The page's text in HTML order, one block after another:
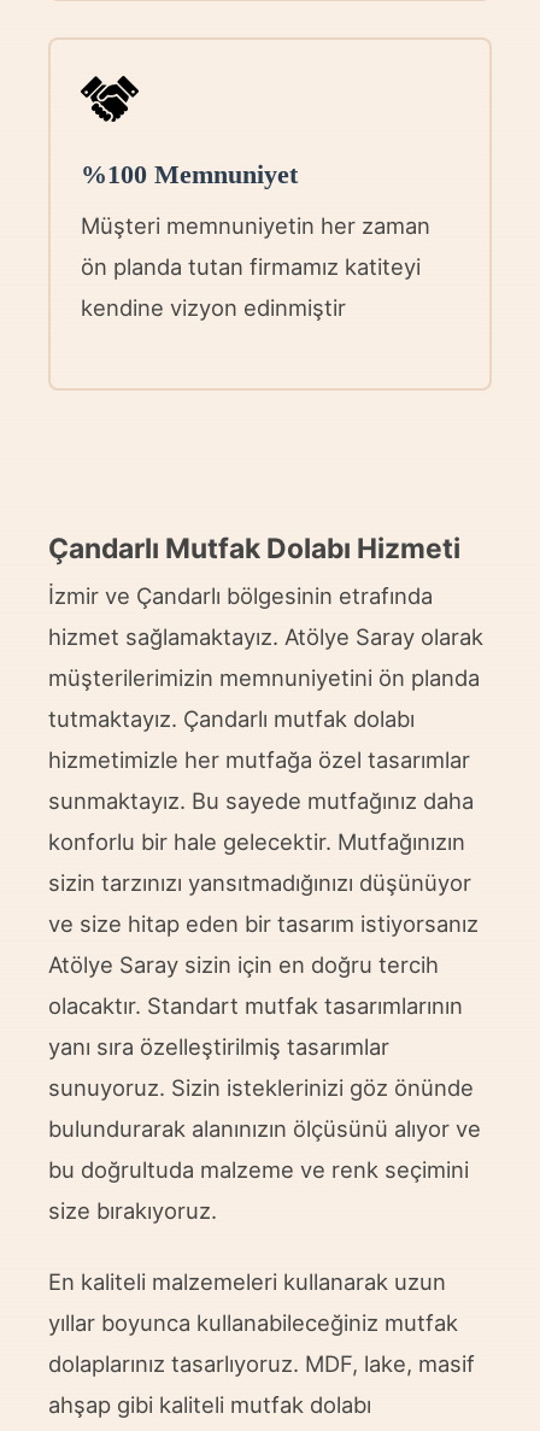
%100 Memnuniyet
Müşteri memnuniyetin her zaman
ön planda tutan firmamız katiteyi
kendine vizyon edinmiştir
Çandarlı Mutfak Dolabı Hizmeti
İzmir ve Çandarlı bölgesinin etrafında
hizmet sağlamaktayız. Atölye Saray olarak
müşterilerimizin memnuniyetini ön planda
tutmaktayız. Çandarlı mutfak dolabı
hizmetimizle her mutfağa özel tasarımlar
sunmaktayız. Bu sayede mutfağınız daha
konforlu bir hale gelecektir. Mutfağınızın
sizin tarzınızı yansıtmadığınızı düşünüyor
ve size hitap eden bir tasarım istiyorsanız
Atölye Saray sizin için en doğru tercih
olacaktır. Standart mutfak tasarımlarının
yanı sıra özelleştirilmiş tasarımlar
sunuyoruz. Sizin isteklerinizi göz önünde
bulundurarak alanınızın ölçüsünü alıyor ve
bu doğrultuda malzeme ve renk seçimini
size bırakıyoruz.
En kaliteli malzemeleri kullanarak uzun
yıllar boyunca kullanabileceğiniz mutfak
dolaplarınız tasarlıyoruz. MDF, lake, masif
ahşap gibi kaliteli mutfak dolabı